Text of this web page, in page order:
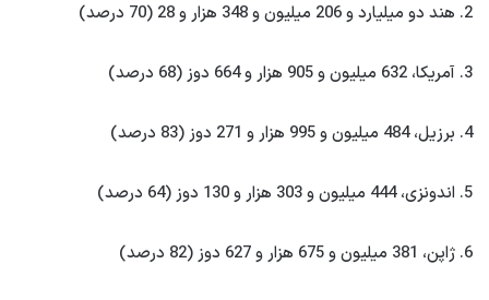
2. هند دو میلیارد و 206 میلیون و 348 هزار و 28 (70 درصد)
3. آمریکا، 632 میلیون و 905 هزار و 664 دوز (68 درصد)
4. برزیل، 484 میلیون و 995 هزار و 271 دوز (83 درصد)
5. اندونزی، 444 میلیون و 303 هزار و 130 دوز (64 درصد)
6. ژاپن، 381 میلیون و 675 هزار و 627 دوز (82 درصد)